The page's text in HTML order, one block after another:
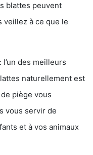
blattes peuvent
veillez à ce que le
des meilleurs
naturellement est
piège vous
vous servir de
et à vos animaux